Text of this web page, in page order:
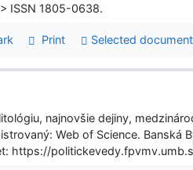
ISSN 1805-0638.
Print Selected
najnovšie dejiny,
Web of Science. Banská
https://